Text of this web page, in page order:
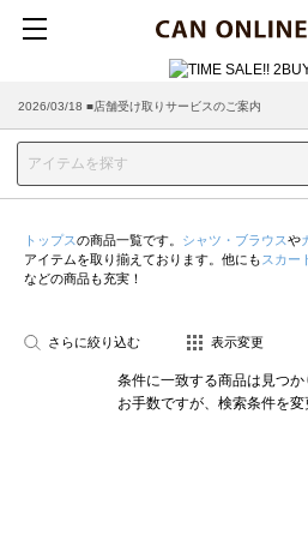
2026/03/18 ■店舗受け取りサービスのご案内
トップスの商品一覧です。 シャツ・ブラウスや
アイテムを取り揃えております。他にも スカー
などの商品も充実！
さらに絞り込む 表示変更
条件に一致する商品は見つか
お手数ですが、検索条件を変